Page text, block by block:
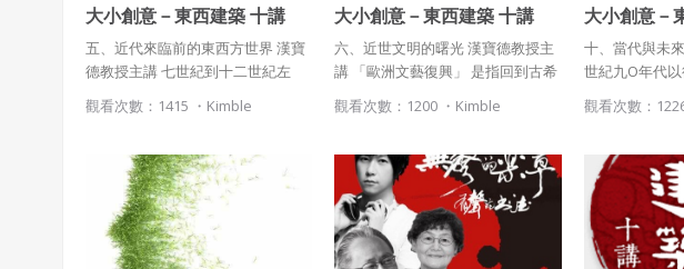
東海大學建築系｜主講人：姚仁祿
大小創意－東西建築 十講
（第五堂）漢寶德教授主講
五、近代來臨前的東西方世界 漢寶
德教授主講 七世紀到十二世紀左
右，東方的宋朝，政府怯弱，但是
民間工商業蓬勃發展， 知識份子也
考試制度光宗耀祖。 西方的民族國
家在此時逐漸興起，各國的教堂也
以市民為中心， 建築技術經幾世紀
的發展，哥德式教堂在此時活潑登
觀看次數：1415 ・ Kimble
大小創意－東西建築 十講
（第六堂）漢寶德教授主講
六、近世文明的曙光 漢寶德教授主
講 「歐洲文藝復興」 是指回到古希
臘羅馬時代的美學，回復以人為本
的精神， 這時期，詩歌、文學、科
丘、莎士比亞 畫家：波提切利、達
文西、拉斐爾 雕刻家：米開朗基羅
科學家：哥白尼 探險家：哥倫布、
麥哲倫。
觀看次數：1200 ・ Kimble
大小創意－
（第十堂）
十、當代與未
世紀九O年代
有以下幾點。
消失」。 在資
國際共產主義
民主政治與市
界接受的制度
間。 其次是「
展」。 電腦成
觀看次數：